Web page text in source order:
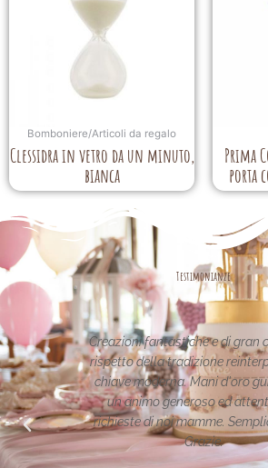
Bomboniere/Articoli da regalo
Clessidra in vetro da un minuto,
bianca
Prima
porta
Testimonianze
fantastiche e di gran classe nel
della tradizione reinterpretata in
moderna. Mani d'oro guidate da
generoso ed attento alle
di noi mamme. Semplicemente
Grazie.
per